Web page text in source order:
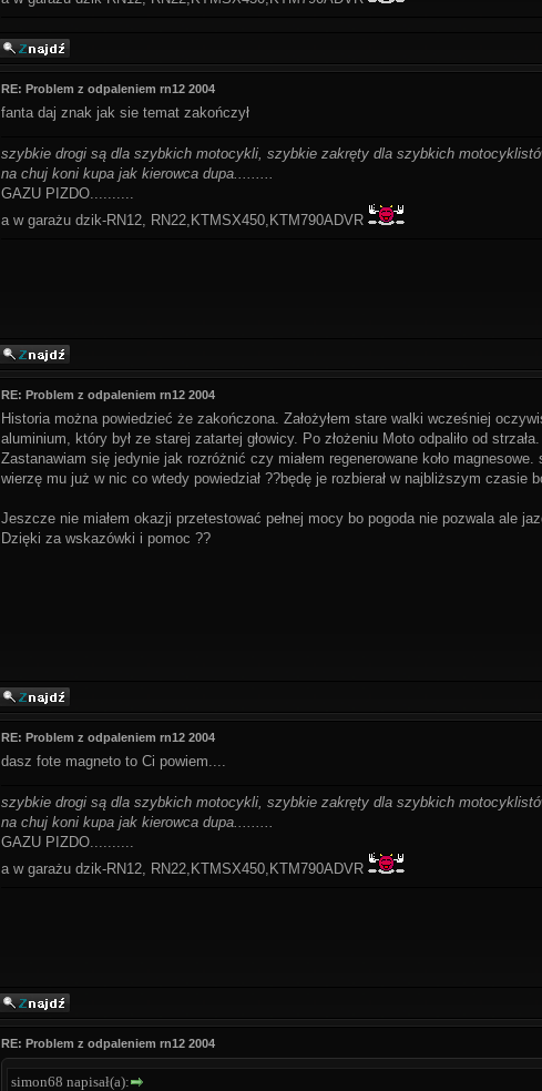
RE: Problem z odpaleniem rn12 2004
fanta daj znak jak sie temat zakończył
szybkie drogi są dla szybkich motocykli, szybkie zakręty dla szybkich
na chuj koni kupa jak kierowca dupa.........
GAZU PIZDO..........
a w garażu dzik-RN12, RN22,KTMSX450,KTM790ADVR
RE: Problem z odpaleniem rn12 2004
Historia można powiedzieć że zakończona. Założyłem stare walki wcześniej
aluminium, który był ze starej zatartej głowicy. Po złożeniu Moto odpaliło od strzała.
Zastanawiam się jedynie jak rozróżnić czy miałem regenerowane koło
wierzę mu już w nic co wtedy powiedział ??będę je rozbierał w najbliższym czasie
Jeszcze nie miałem okazji przetestować pełnej mocy bo pogoda nie pozwala ale
Dzięki za wskazówki i pomoc ??
RE: Problem z odpaleniem rn12 2004
dasz fote magneto to Ci powiem....
szybkie drogi są dla szybkich motocykli, szybkie zakręty dla szybkich
na chuj koni kupa jak kierowca dupa.........
GAZU PIZDO..........
a w garażu dzik-RN12, RN22,KTMSX450,KTM790ADVR
RE: Problem z odpaleniem rn12 2004
simon68 napisał(a):